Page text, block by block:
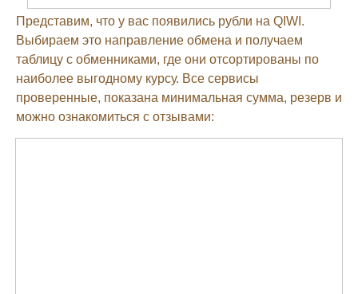
Представим, что у вас появились рубли на QIWI.
Выбираем это направление обмена и получаем
таблицу с обменниками, где они отсортированы по
наиболее выгодному курсу. Все сервисы
проверенные, показана минимальная сумма, резерв и
можно ознакомиться с отзывами: